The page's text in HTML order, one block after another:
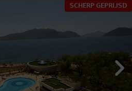
SCHERP GEPRIJSD